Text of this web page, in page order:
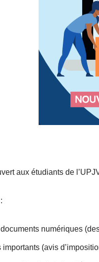
aux étudiants de
:
numériques
(avis